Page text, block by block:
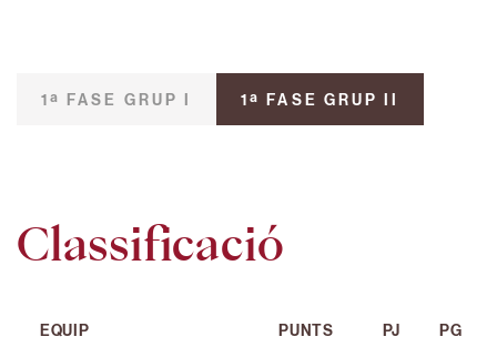
1ª FASE GRUP I 1ª FASE GRUP II
Classificació
EQUIP PUNTS PJ PG